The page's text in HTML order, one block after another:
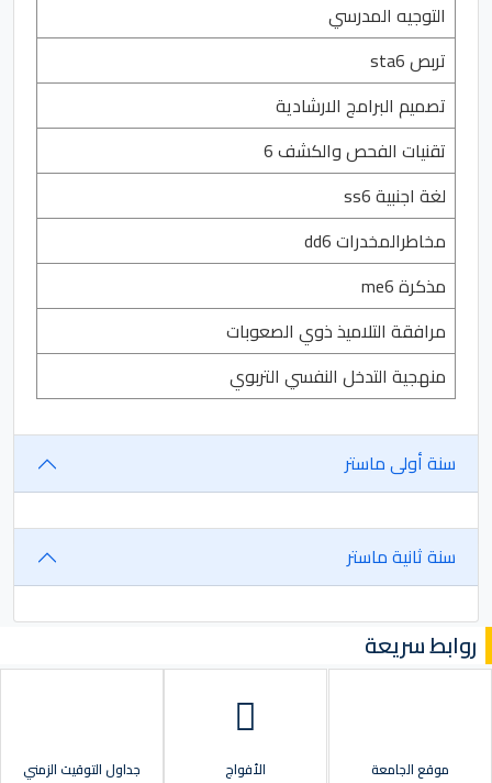
التوجيه المدرسي
تربص sta6
تصميم البرامج الارشادية
تقنيات الفحص والكشف 6
لغة اجنبية ss6
مخاطرالمخدرات dd6
مذكرة me6
مرافقة التلاميذ ذوي الصعوبات
منهجية التدخل النفسي التربوي
سنة أولى ماستر
سنة ثانية ماستر
روابط سريعة
موقع الجامعة الأفواج جداول التوقيت الزمني